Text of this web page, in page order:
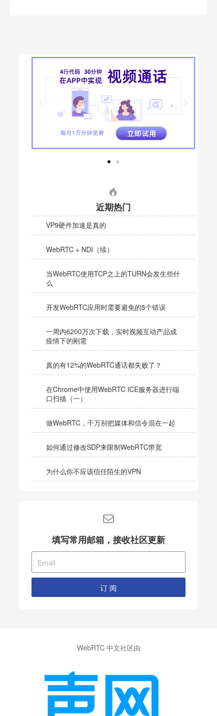
近期热门
VP9硬件加速是真的
WebRTC + NDI（续）
当WebRTC使用TCP之上的TURN会发生些什
么
开发WebRTC应用时需要避免的5个错误
一周内6200万次下载，实时视频互动产品成
疫情下的刚需
真的有12%的WebRTC通话都失败了？
在Chrome中使用WebRTC ICE服务器进行端
口扫描（一）
做WebRTC，千万别把媒体和信令混在一起
如何通过修改SDP来限制WebRTC带宽
为什么你不应该信任陌生的VPN
填写常用邮箱，接收社区更新
订 阅
WebRTC 中文社区由